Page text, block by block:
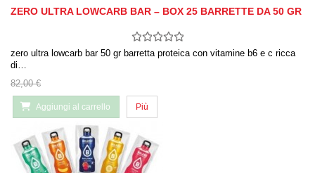
ZERO ULTRA LOWCARB BAR – BOX 25 BARRETTE DA 50 GR
zero ultra lowcarb bar 50 gr barretta proteica con vitamine b6 e c ricca
di…
82,00 €
Aggiungi al carrello Più